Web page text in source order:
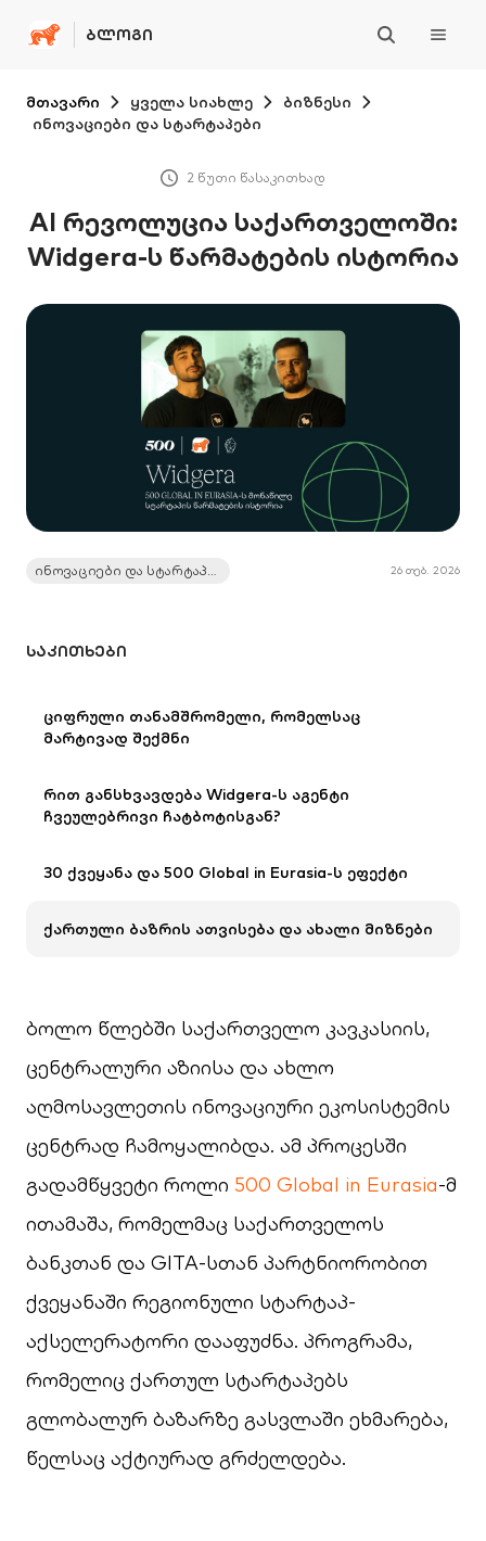
ᲑᲚᲝᲒᲘ
მთავარი ყველა სიახლე
ბიზნესი
ინოვაციები და სტარტაპები
2 წუთი წასაკითხად
AI რევოლუცია საქართველოში:
Widgera-ს წარმატების ისტორია
ინოვაციები და სტარტაპები 26 თებ. 2026
ᲡᲐᲙᲘᲗᲮᲔᲑᲘ
ციფრული თანამშრომელი, რომელსაც
მარტივად შექმნი
რით განსხვავდება Widgera-ს აგენტი
ჩვეულებრივი ჩატბოტისგან?
30 ქვეყანა და 500 Global in Eurasia-ს ეფექტი
ქართული ბაზრის ათვისება და ახალი მიზნები
ბოლო წლებში საქართველო კავკასიის,
ცენტრალური აზიისა და ახლო
აღმოსავლეთის ინოვაციური ეკოსისტემის
ცენტრად ჩამოყალიბდა. ამ პროცესში
გადამწყვეტი როლი 500 Global in Eurasia-მ
ითამაშა, რომელმაც საქართველოს
ბანკთან და GITA-სთან პარტნიორობით
ქვეყანაში რეგიონული სტარტაპ-
აქსელერატორი დააფუძნა. პროგრამა,
რომელიც ქართულ სტარტაპებს
გლობალურ ბაზარზე გასვლაში ეხმარება,
წელსაც აქტიურად გრძელდება.